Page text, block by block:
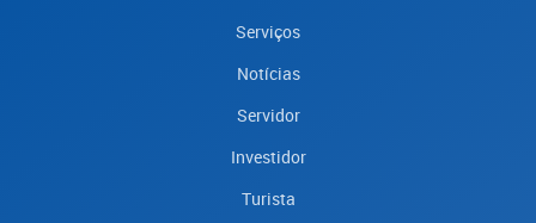
Serviços
Notícias
Servidor
Investidor
Turista